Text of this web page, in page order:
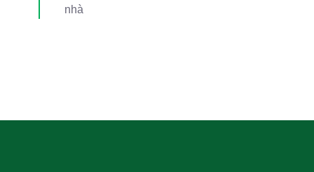
nhà